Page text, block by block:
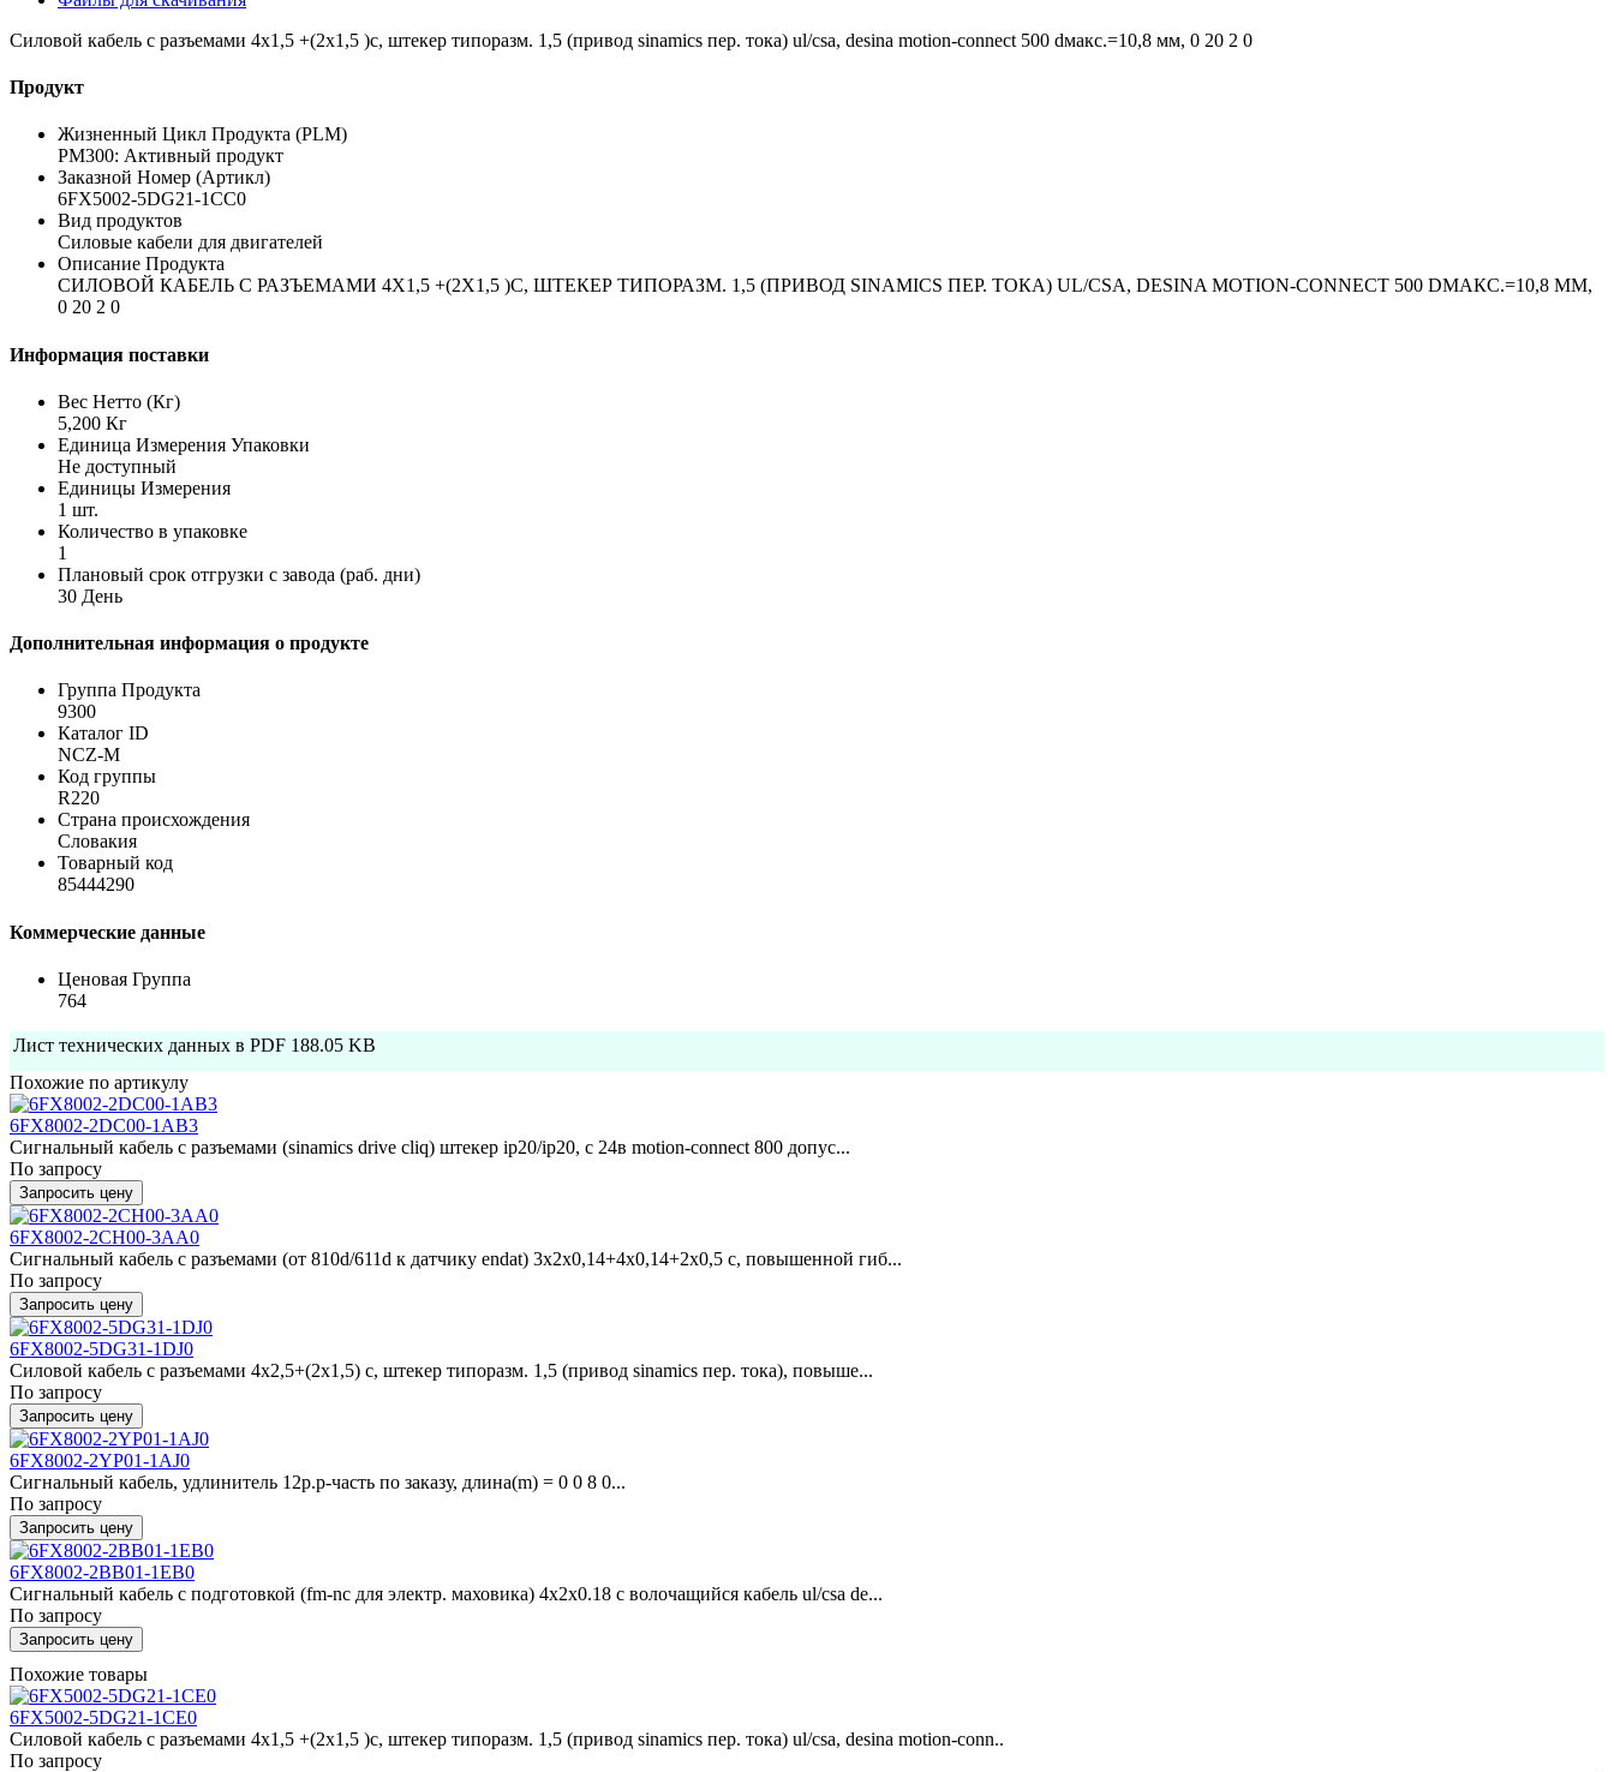
Силовой кабель с разъемами 4x1,5 +(2x1,5 )c, штекер типоразм. 1,5 (привод sinamics пер. тока) ul/csa, desina motion-connect 500 dмакс.=10,8 мм, 0 20 2 0
Продукт
Жизненный Цикл Продукта (PLM)
PM300: Активный продукт
Заказной Номер (Артикл)
6FX5002-5DG21-1CC0
Вид продуктов
Силовые кабели для двигателей
Описание Продукта
СИЛОВОЙ КАБЕЛЬ С РАЗЪЕМАМИ 4X1,5 +(2X1,5 )C, ШТЕКЕР ТИПОРАЗМ. 1,5 (ПРИВОД SINAMICS ПЕР. ТОКА) UL/CSA, DESINA MOTION-CONNECT 500 DМАКС.=10,8 ММ,
0 20 2 0
Информация поставки
Вес Нетто (Кг)
5,200 Кг
Единица Измерения Упаковки
Не доступный
Единицы Измерения
1 шт.
Количество в упаковке
1
Плановый срок отгрузки с завода (раб. дни)
30 День
Дополнительная информация о продукте
Группа Продукта
9300
Каталог ID
NCZ-M
Код группы
R220
Страна происхождения
Словакия
Товарный код
85444290
Коммерческие данные
Ценовая Группа
764
Лист технических данных в PDF 188.05 KB
Похожие по артикулу
6FX8002-2DC00-1AB3
Сигнальный кабель с разъемами (sinamics drive cliq) штекер ip20/ip20, с 24в motion-connect 800 допус...
По запросу
Запросить цену
6FX8002-2CH00-3AA0
Сигнальный кабель с разъемами (от 810d/611d к датчику endat) 3x2x0,14+4x0,14+2x0,5 c, повышенной гиб...
По запросу
Запросить цену
6FX8002-5DG31-1DJ0
Силовой кабель с разъемами 4x2,5+(2x1,5) c, штекер типоразм. 1,5 (привод sinamics пер. тока), повыше...
По запросу
Запросить цену
6FX8002-2YP01-1AJ0
Сигнальный кабель, удлинитель 12p.p-часть по заказу, длина(m) = 0 0 8 0...
По запросу
Запросить цену
6FX8002-2BB01-1EB0
Сигнальный кабель с подготовкой (fm-nc для электр. маховика) 4x2x0.18 c волочащийся кабель ul/csa de...
По запросу
Запросить цену
Похожие товары
6FX5002-5DG21-1CE0
Силовой кабель с разъемами 4x1,5 +(2x1,5 )c, штекер типоразм. 1,5 (привод sinamics пер. тока) ul/csa, desina motion-conn..
По запросу